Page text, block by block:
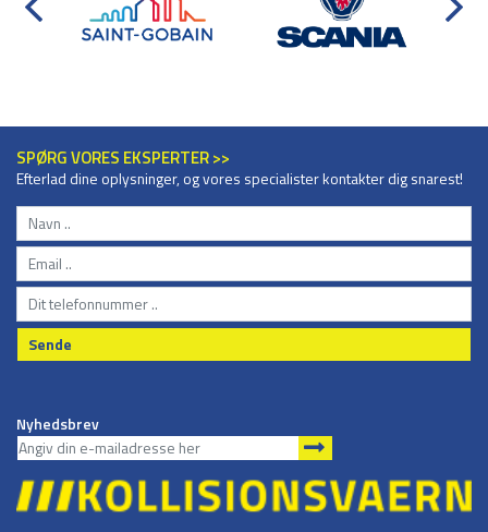
SPØRG VORES EKSPERTER >>
Efterlad dine oplysninger, og vores specialister kontakter dig snarest!
Sende
Nyhedsbrev